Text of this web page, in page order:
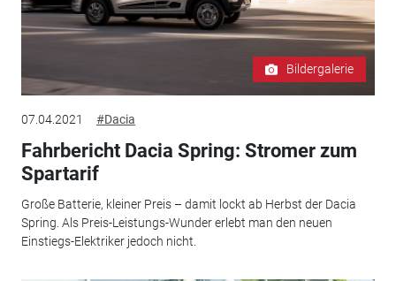
Bildergalerie
07.04.2021 #Dacia
Fahrbericht Dacia Spring: Stromer zum
Spartarif
Große Batterie, kleiner Preis – damit lockt ab Herbst der Dacia
Spring. Als Preis-Leistungs-Wunder erlebt man den neuen
Einstiegs-Elektriker jedoch nicht.